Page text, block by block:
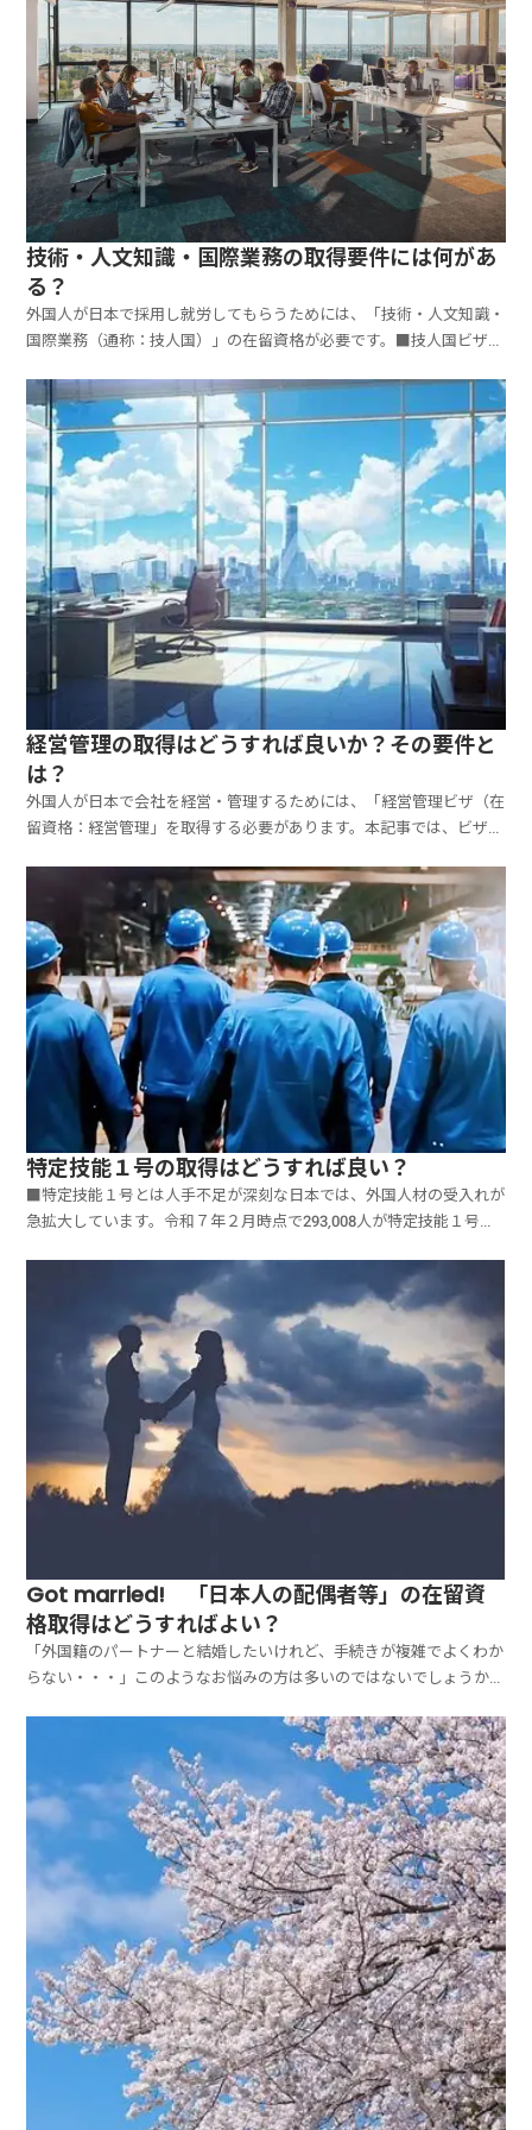
技術・人文知識・国際業務の取得要件には何があ
る？
外国人が日本で採用し就労してもらうためには、「技術・人文知識・
国際業務（通称：技人国）」の在留資格が必要です。■技人国ビザと
す。日本人を採用する場合は企業と労働者の合意があれば採用できま
すが、外国人の場合は専門性・適用性・継続性などの追加基...
経営管理の取得はどうすれば良いか？その要件と
は？
外国人が日本で会社を経営・管理するためには、「経営管理ビザ（在
留資格：経営管理」を取得する必要があります。本記事では、ビザ取
での流れや注意点をわかりやく開設します。◆経営管理ビザの取得パ
ターン経営管理ビザには、主に以下の２つの立場が想定さ...
特定技能１号の取得はどうすれば良い？
■特定技能１号とは人手不足が深刻な日本では、外国人材の受入れが
急拡大しています。令和７年２月時点で293,008人が特定技能１号で
います。現場作業に従事できる人材として注目され、幅広い業界で進
んでいます。本記事では、特定技能１号の取...
Got married! 「日本人の配偶者等」の在留資
格取得はどうすればよい？
「外国籍のパートナーと結婚したいけれど、手続きが複雑でよくわか
らない・・・」このようなお悩みの方は多いのではないでしょうか。
ビザですが、取得には一定の条件・審査があり、難易度が高いケース
もあります。本記事では、・「日本人の配偶者等」とは？...